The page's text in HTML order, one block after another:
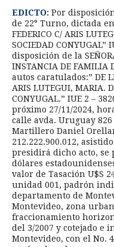
EDICTO: Por
de 22° Turno, dictada en
FEDERICO C/ ARIS
SOCIEDAD CONYUGAL”
disposición de la
INSTANCIA DE FAMILIA
autos caratulados:” DE
ARIS LUTEGUI, MARIA.
CONYUGAL.” IUE 2 –
próximo 27/11/2024,
calle avda. Uruguay
Martillero Daniel
212.222.900.012,
presidirá dicho acto, se
dólares
valor de Tasación U$S
unidad 001, padrón
departamento de
Montevideo, zona
fraccionamiento
del 3/2007 y cotejado e
Montevideo, con el No.